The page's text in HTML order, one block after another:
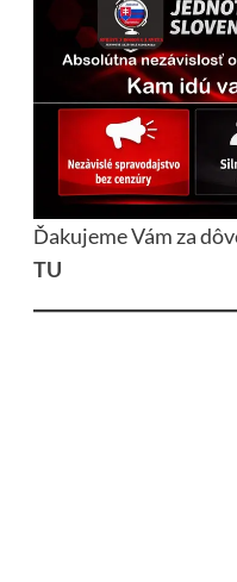
Ďakujeme Vám za
TU